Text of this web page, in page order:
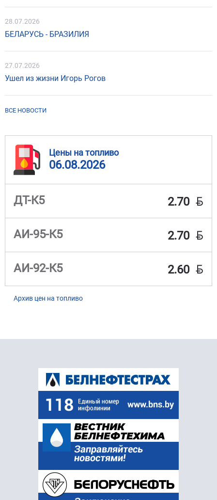
28.07.2026
БЕЛАРУСЬ - БРАЗИЛИЯ
27.07.2026
Ушел из жизни Игорь Рогов
ВСЕ НОВОСТИ
Цены на топливо
06.08.2026
ДТ-К5 2.70 BYN
АИ-95-К5 2.70 BYN
АИ-92-К5 2.60 BYN
Архив цен на топливо